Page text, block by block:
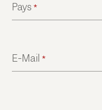
Pays *
E-Mail *